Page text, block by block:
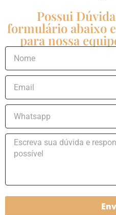
Possui
formulário abaixo
para nossa